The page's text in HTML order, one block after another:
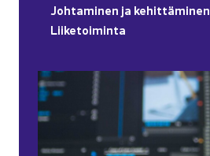
Joh­ta­mi­nen ja ke­hit­tä­mi­nen
Lii­ke­toi­min­ta